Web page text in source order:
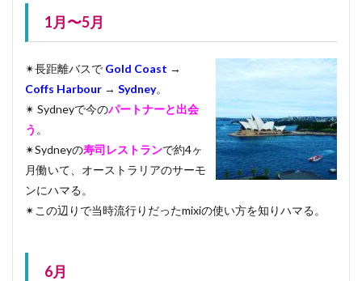
1月〜5月
✴︎長距離バスで Gold Coast →
Coffs Harbour → Sydney。
✴︎ Sydneyで今のパートナーと出会
う 。
✴︎Sydneyの寿司レストランで約4ヶ
月働いて、オーストラリアのサーモ
ンにハマる。
✴︎この辺りで当時流行りだったmixiの使い方を知りハマる。
6月